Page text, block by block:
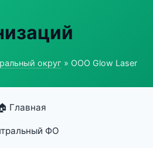
округ » ООО Glow Laser
Главная
ФО